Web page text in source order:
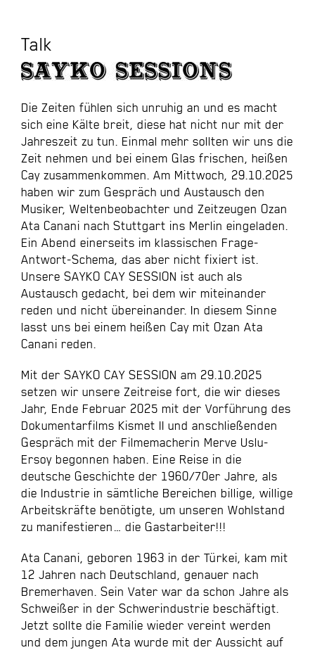
Talk
Die Zeiten fühlen sich unruhig an und es macht
sich eine Kälte breit, diese hat nicht nur mit der
Jahreszeit zu tun. Einmal mehr sollten wir uns die
Zeit nehmen und bei einem Glas frischen, heißen
Cay zusammenkommen. Am Mittwoch, 29.10.2025
haben wir zum Gespräch und Austausch den
Musiker, Weltenbeobachter und Zeitzeugen Ozan
Ata Canani nach Stuttgart ins Merlin eingeladen.
Ein Abend einerseits im klassischen Frage-
Antwort-Schema, das aber nicht fixiert ist.
Unsere SAYKO CAY SESSION ist auch als
Austausch gedacht, bei dem wir miteinander
reden und nicht übereinander. In diesem Sinne
lasst uns bei einem heißen Cay mit Ozan Ata
Canani reden.
Mit der SAYKO CAY SESSION am 29.10.2025
setzen wir unsere Zeitreise fort, die wir dieses
Jahr, Ende Februar 2025 mit der Vorführung des
Dokumentarfilms Kismet II und anschließenden
Gespräch mit der Filmemacherin Merve Uslu-
Ersoy begonnen haben. Eine Reise in die
deutsche Geschichte der 1960/70er Jahre, als
die Industrie in sämtliche Bereichen billige, willige
Arbeitskräfte benötigte, um unseren Wohlstand
zu manifestieren… die Gastarbeiter!!!
Ata Canani, geboren 1963 in der Türkei, kam mit
12 Jahren nach Deutschland, genauer nach
Bremerhaven. Sein Vater war da schon Jahre als
Schweißer in der Schwerindustrie beschäftigt.
Jetzt sollte die Familie wieder vereint werden
und dem jungen Ata wurde mit der Aussicht auf